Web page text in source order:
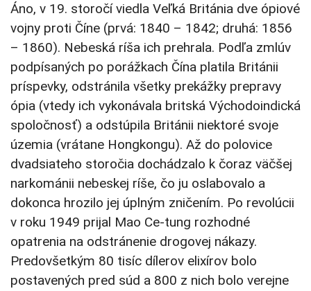
Áno, v 19. storočí viedla Veľká Británia dve ópiové
vojny proti Číne (prvá: 1840 – 1842; druhá: 1856
– 1860). Nebeská ríša ich prehrala. Podľa zmlúv
podpísaných po porážkach Čína platila Británii
príspevky, odstránila všetky prekážky prepravy
ópia (vtedy ich vykonávala britská Východoindická
spoločnosť) a odstúpila Británii niektoré svoje
územia (vrátane Hongkongu). Až do polovice
dvadsiateho storočia dochádzalo k čoraz väčšej
narkománii nebeskej ríše, čo ju oslabovalo a
dokonca hrozilo jej úplným zničením. Po revolúcii
v roku 1949 prijal Mao Ce-tung rozhodné
opatrenia na odstránenie drogovej nákazy.
Predovšetkým 80 tisíc dílerov elixírov bolo
postavených pred súd a 800 z nich bolo verejne